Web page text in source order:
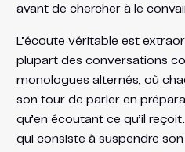
avant de chercher à le
L’écoute véritable est
plupart des conversations
monologues alternés, où
son tour de parler en
qu’en écoutant ce qu’il
qui consiste à suspendre